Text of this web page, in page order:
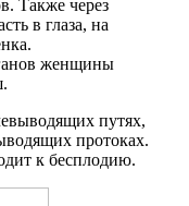
Также через
в глаза, на
женщины
путях,
протоках.
к бесплодию.